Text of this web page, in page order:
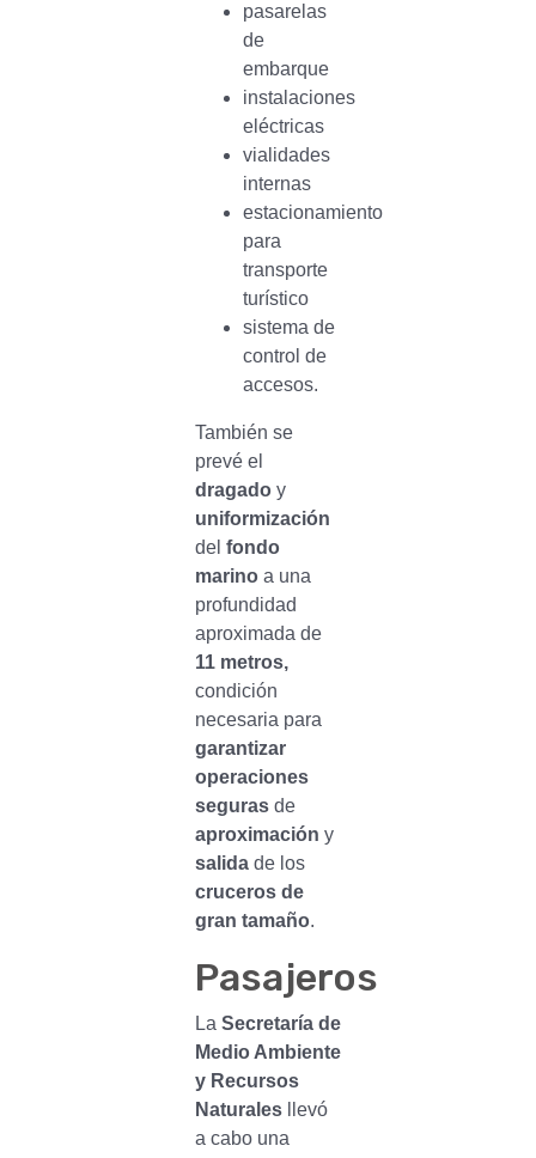
pasarelas
de
embarque
instalaciones
eléctricas
vialidades
internas
estacionamiento
para
transporte
turístico
sistema de
control de
accesos.
También se
prevé el
dragadoy
uniformización
del fondo
marinoa una
profundidad
aproximada de
11 metros,
condición
necesaria para
garantizar
operaciones
segurasde
aproximación y
salida de los
cruceros de
gran tamaño.
Pasajeros
La Secretaría de
Medio Ambiente
y Recursos
Naturalesllevó
a cabo una